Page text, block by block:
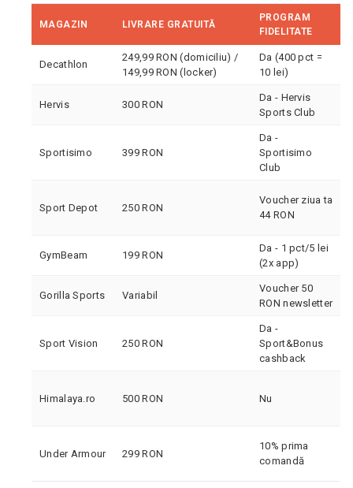
MAGAZIN LIVRARE GRATUITĂ
PROGRAM
FIDELITATE
Decathlon
249,99 RON (domiciliu) /
149,99 RON (locker)
Da (400 pct =
10 lei)
Hervis 300 RON
Da - Hervis
Sports Club
Sportisimo 399 RON
Da -
Sportisimo
Club
Sport Depot 250 RON
Voucher ziua ta
44 RON
GymBeam 199 RON
Da - 1 pct/5 lei
(2x app)
Gorilla Sports Variabil
Voucher 50
RON newsletter
Sport Vision 250 RON
Da -
Sport&Bonus
cashback
Himalaya.ro 500 RON Nu
Under Armour 299 RON
10% prima
comandă